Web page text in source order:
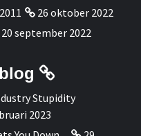
26 oktober 2022
20 september 2022
Stupidity
2023